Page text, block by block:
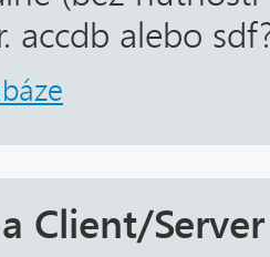
accdb alebo
Client/